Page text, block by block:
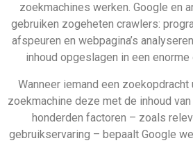
zoekmachines werken. Google en
gebruiken zogeheten crawlers:
afspeuren en webpagina’s
inhoud opgeslagen in een
Wanneer iemand een
zoekmachine deze met de inhoud
honderden factoren – zoals
gebruikservaring – bepaalt Google